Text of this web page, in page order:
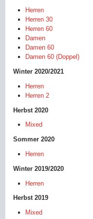
Herren
Herren 30
Herren 60
Damen
Damen 60
Damen 60 (Doppel)
Winter 2020/2021
Herren
Herren 2
Herbst 2020
Mixed
Sommer 2020
Herren
Winter 2019/2020
Herren
Herbst 2019
Mixed